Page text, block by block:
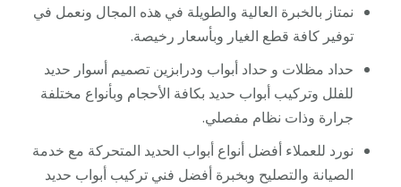
نمتاز بالخبرة العالية والطويلة في هذه المجال ونعمل في
توفير كافة قطع الغيار وبأسعار رخيصة.
حداد مظلات و حداد أبواب ودرابزين تصميم أسوار حديد
للفلل وتركيب أبواب حديد بكافة الأحجام وبأنواع مختلفة
جرارة وذات نظام مفصلي.
نورد للعملاء أفضل أنواع أبواب الحديد المتحركة مع خدمة
الصيانة والتصليح وبخبرة أفضل فني تركيب أبواب حديد